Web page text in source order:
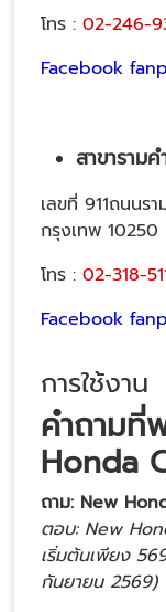
โทร : 02-246-
Facebook
สาขาราม
เลขที่ 911ถนนร
กรุงเทพ 10250
โทร : 02-318-
Facebook
การใช้งาน
คำถามที่
Honda
ถาม: New
ตอบ: New
เริ่มต้นเพียง
กันยายน 2569)